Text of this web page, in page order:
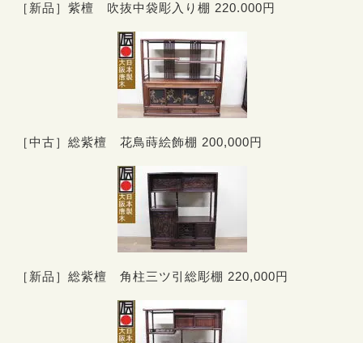
［新品］紫檀 吹抜中袋彫入り棚 220.000円
［中古］総紫檀 花鳥蒔絵飾棚 200,000円
［新品］総紫檀 角柱三ツ引総彫棚 220,000円